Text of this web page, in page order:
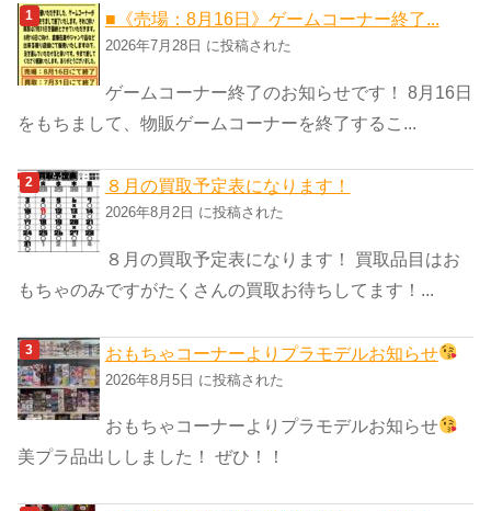
ゴ
リ
ー
■《売場：8月16日》ゲームコーナー終了...
2026年7月28日 に投稿された
ゲームコーナー終了のお知らせです！ 8月16日
をもちまして、物販ゲームコーナーを終了するこ...
８月の買取予定表になります！
2026年8月2日 に投稿された
８月の買取予定表になります！ 買取品目はお
もちゃのみですがたくさんの買取お待ちしてます！...
おもちゃコーナーよりプラモデルお知らせ
2026年8月5日 に投稿された
おもちゃコーナーよりプラモデルお知らせ
美プラ品出ししました！ ぜひ！！